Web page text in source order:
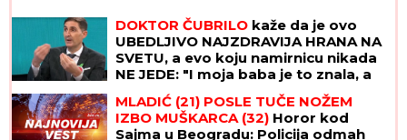
DOKTOR ČUBRILO kaže da je ovo
UBEDLJIVO NAJZDRAVIJA HRANA NA
SVETU, a evo koju namirnicu nikada
NE JEDE: "I moja baba je to znala, a
možda vam zvuči suludo"
MLADIĆ (21) POSLE TUČE NOŽEM
IZBO MUŠKARCA (32) Horor kod
Sajma u Beogradu: Policija odmah